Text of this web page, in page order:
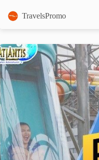
TravelsPromo